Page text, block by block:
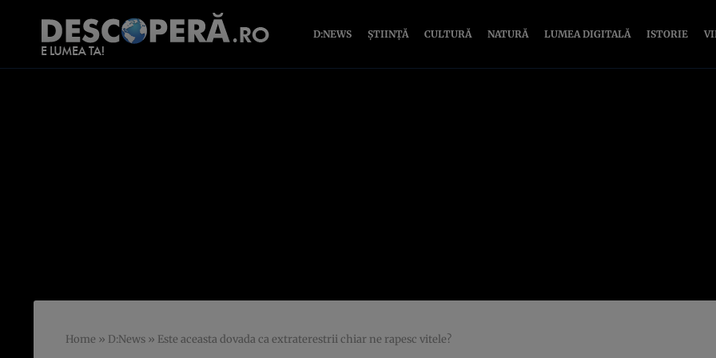
D:NEWS ȘTIINȚĂ CULTURĂ NATURĂ LUMEA DIGITALĂ ISTORIE
Home » D:News » Este aceasta dovada ca extraterestrii chiar ne rapesc vitele?